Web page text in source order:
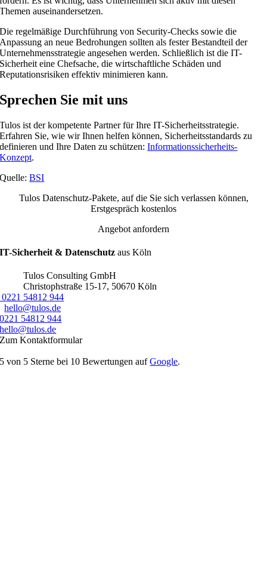
Themen auseinandersetzen.
Die regelmäßige Durchführung von Security-Checks sowie die
Anpassung an neue Bedrohungen sollten als fester Bestandteil der
Unternehmensstrategie angesehen werden. Schließlich ist die IT-
Sicherheit eine Chefsache, die wirtschaftliche Schäden und
Reputationsrisiken effektiv minimieren kann.
Sprechen Sie mit uns
Tulos ist der kompetente Partner für Ihre IT-Sicherheitsstrategie.
Erfahren Sie, wie wir Ihnen helfen können, Sicherheitsstandards zu
definieren und Ihre Daten zu schützen:Informationssicherheits-
Konzept.
Quelle:BSI
Tulos Datenschutz-Pakete, auf die Sie sich verlassen können,
Erstgespräch kostenlos
Angebot anfordern
IT-Sicherheit & Datenschutz aus Köln
Tulos Consulting GmbH
Christophstraße 15-17, 50670 Köln
0221 54812 944‬
hello@tulos.de
0221 54812 944‬
hello@tulos.de
Zum Kontaktformular
5 von 5 Sterne bei 10 Bewertungen aufGoogle.